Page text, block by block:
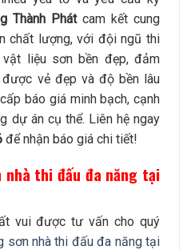
Thành Phátcam kết cung
chất lượng, với đội ngũ thi
vật liệu sơn bền đẹp, đảm
vẻ đẹp và độ bền lâu
báo giá minh bạch, cạnh
dự án cụ thể. Liên hệ ngay
để nhận báo giá chi tiết!
thi đấu đa năng tại
vui được tư vấn cho quý
sơn nhà thi đấu đa năng tại